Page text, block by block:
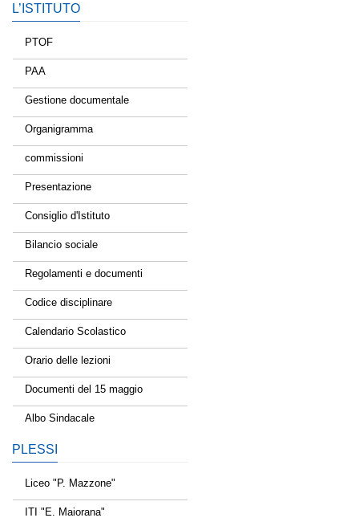
L’ISTITUTO
PTOF
PAA
Gestione documentale
Organigramma
commissioni
Presentazione
Consiglio d'Istituto
Bilancio sociale
Regolamenti e documenti
Codice disciplinare
Calendario Scolastico
Orario delle lezioni
Documenti del 15 maggio
Albo Sindacale
PLESSI
Liceo "P. Mazzone"
ITI "E. Maiorana"